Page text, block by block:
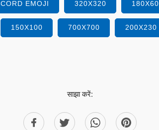
EMOJI 320X320 180X60
150X100 700X700 200X230
साझा करें: